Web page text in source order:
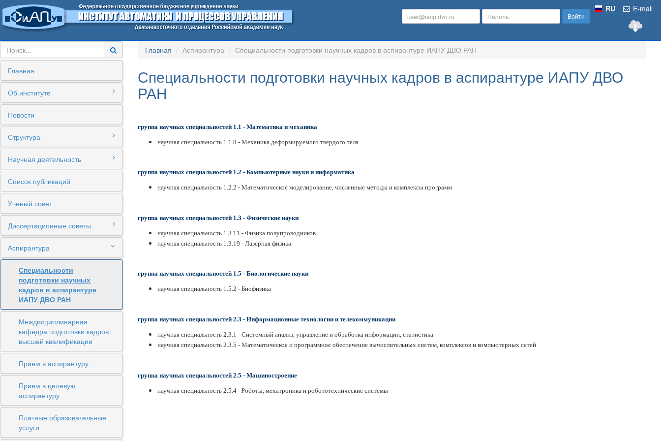
E-mail
RU
Войти
Главная
Об институте
Новости
Структура
Научная деятельность
Список публикаций
Ученый совет
Диссертационные советы
Аспирантура
Специальности
подготовки научных
кадров в аспирантуре
ИАПУ ДВО РАН
Междисциплинарная
кафедра подготовки кадров
высшей квалификации
Прием в аспирантуру
Прием в целевую
аспирантуру
Платные образовательные
услуги
Главная Аспирантура Специальности подготовки научных кадров в аспирантуре ИАПУ ДВО РАН
Специальности подготовки научных кадров в аспирантуре ИАПУ ДВО
РАН
группа научных специальностей 1.1 - Математика и механика
научная специальность 1.1.8 - Механика деформируемого твердого тела
группа научных специальностей 1.2 - Компьютерные науки и информатика
научная специальность 1.2.2 - Математическое моделирование, численные методы и комплексы программ
группа научных специальностей 1.3 - Физические науки
научная специальность 1.3.11 - Физика полупроводников
научная специальность 1.3.19 - Лазерная физика
группа научных специальностей 1.5 - Биологические науки
научная специальность 1.5.2 - Биофизика
группа научных специальностей 2.3 - Информационные технологии и телекоммуникации
научная специальность 2.3.1 - Системный анализ, управление и обработка информации, статистика
научная специальность 2.3.5 - Математическое и программное обеспечение вычислительных систем, комплексов и компьютерных сетей
группа научных специальностей 2.5 - Машиностроение
научная специальность 2.5.4 - Роботы, мехатроника и робототехнические системы